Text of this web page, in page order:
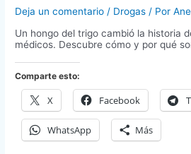
Deja un comentario / Drogas / Por
Un hongo del trigo cambió la historia
médicos. Descubre cómo y por qué
Comparte esto:
X Facebook
WhatsApp Más